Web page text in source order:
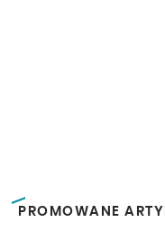
PROMOWANE